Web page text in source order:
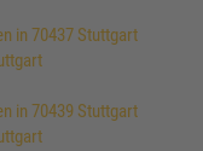
in 70437 Stuttgart
in 70439 Stuttgart